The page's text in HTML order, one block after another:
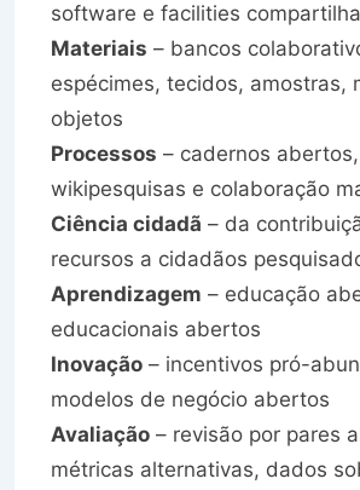
software e facilities
Materiais – bancos
espécimes, tecidos, amostras,
objetos
Processos – cadernos abertos,
wikipesquisas e colaboração
Ciência cidadã – da
recursos a cidadãos
Aprendizagem – educação
educacionais abertos
Inovação – incentivos pró-
modelos de negócio abertos
Avaliação – revisão por pares
métricas alternativas, dados